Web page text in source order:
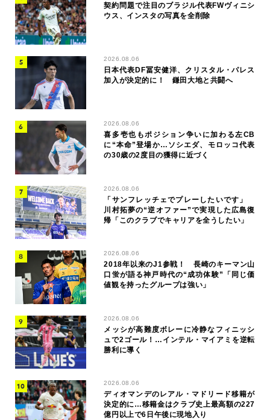
契約問題で注目のブラジル代表FWヴィニシ
ウス、インスタの写真を全削除
2026.08.06
日本代表DF冨安健洋、クリスタル・パレス
加入が決定的に！ 鎌田大地と共闘へ
2026.08.06
喜多壱也もポジション争いに加わる左CB
に“本命”登場か…ソシエダ、モロッコ代表
の30歳の2度目の獲得に近づく
2026.08.06
「サンフレッチェでプレーしたいです」
川村拓夢の“逆オファー”で実現した広島復
帰「このクラブでキャリアを全うしたい」
2026.08.06
2018年以来のJ1参戦！ 長崎のキーマン山
口蛍が語る神戸時代の“成功体験”「同じ価
値観を持ったグループは強い」
2026.08.06
メッシが高難度ボレーに冷静なフィニッシ
ュで2ゴール！…インテル・マイアミを逆転
勝利に導く
2026.08.06
ディオマンデのレアル・マドリード移籍が
決定的に…移籍金はクラブ史上最高額の227
億円以上で6日午後に現地入り